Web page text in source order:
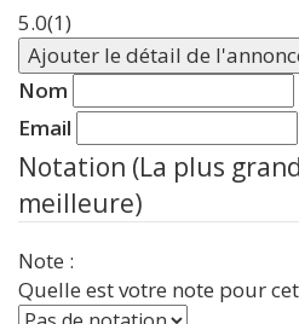
5.0(1)
Ajouter le détail de
Nom
Email
Notation (La plus
meilleure)
Note :
Quelle est votre note pour